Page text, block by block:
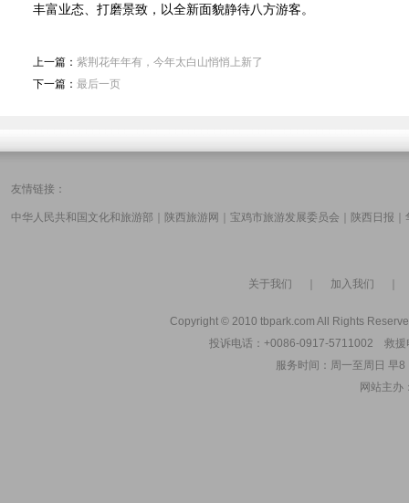
丰富业态、打磨景致，以全新面貌静待八方游客。
上一篇： 紫荆花年年有，今年太白山悄悄上新了
下一篇： 最后一页
友情链接：
中华人民共和国文化和旅游部 陕西旅游网 宝鸡市旅游发展委员会 陕西日报
关于我们 加入我们
Copyright © 2010 tbpark.com All Rights
投诉电话：+0086-0917-5711002 救
服务时间：周一至周日 早
网站主办